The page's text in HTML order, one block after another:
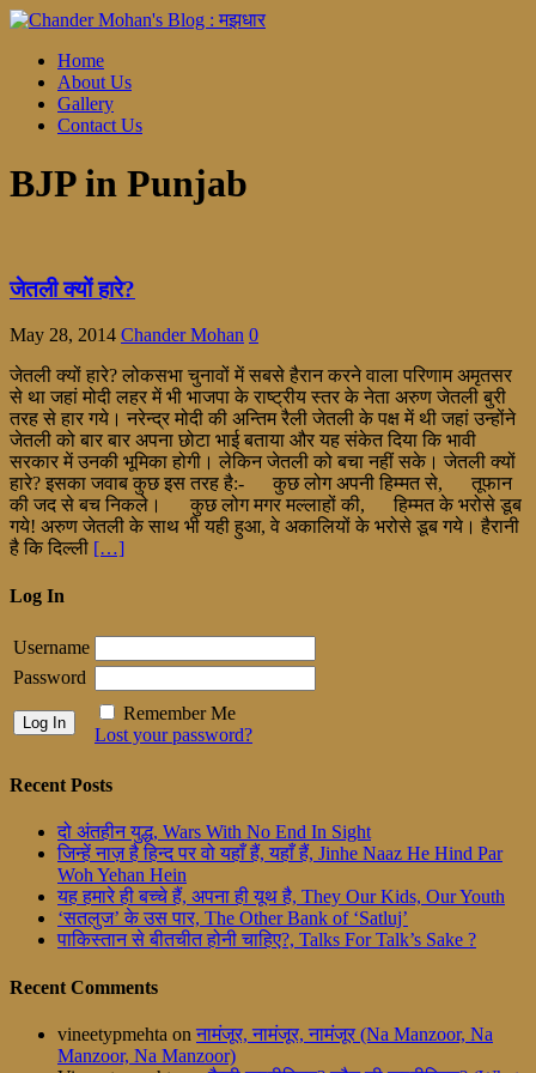
Home
About Us
Gallery
Contact Us
BJP in Punjab
जेतली क्यों हारे?
May 28, 2014 Chander Mohan 0
जेतली क्यों हारे? लोकसभा चुनावों में सबसे हैरान करने वाला परिणाम अमृतसर
से था जहां मोदी लहर में भी भाजपा के राष्ट्रीय स्तर के नेता अरुण जेतली बुरी
तरह से हार गये। नरेन्द्र मोदी की अन्तिम रैली जेतली के पक्ष में थी जहां उन्होंने
जेतली को बार बार अपना छोटा भाई बताया और यह संकेत दिया कि भावी
सरकार में उनकी भूमिका होगी। लेकिन जेतली को बचा नहीं सके। जेतली क्यों
हारे? इसका जवाब कुछ इस तरह है:- कुछ लोग अपनी हिम्मत से, तूफान
की जद से बच निकले। कुछ लोग मगर मल्लाहों की, हिम्मत के भरोसे डूब
गये! अरुण जेतली के साथ भी यही हुआ, वे अकालियों के भरोसे डूब गये। हैरानी
है कि दिल्ली […]
Log In
Username
Password
Remember Me
Lost your password?
Recent Posts
दो अंतहीन युद्ध, Wars With No End In Sight
जिन्हें नाज़ है हिन्द पर वो यहाँ हैं, यहाँ हैं, Jinhe Naaz He Hind Par
Woh Yehan Hein
यह हमारे ही बच्चे हैं, अपना ही यूथ है, They Our Kids, Our Youth
‘सतलुज’ के उस पार, The Other Bank of ‘Satluj’
पाकिस्तान से बीतचीत होनी चाहिए?, Talks For Talk’s Sake ?
Recent Comments
vineetypmehta on नामंजूर, नामंजूर, नामंजूर (Na Manzoor, Na
Manzoor, Na Manzoor)